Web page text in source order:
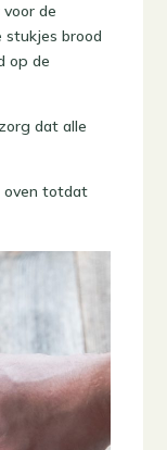
de
stukjes brood
op de
dat alle
oven totdat